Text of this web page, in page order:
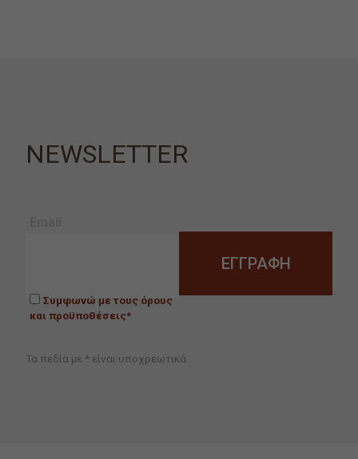
NEWSLETTER
Συμφωνώ με τους όρους
και προϋποθέσεις*
Τα πεδία με * είναι υποχρεωτικά